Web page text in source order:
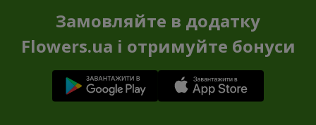
Замовляйте в додатку
Flowers.ua і отримуйте бонуси